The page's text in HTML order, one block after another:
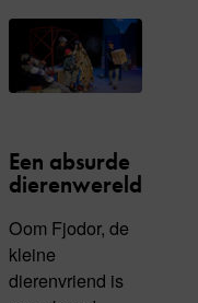
Een absurde
dierenwereld
Oom Fjodor, de
kleine
dierenvriend is